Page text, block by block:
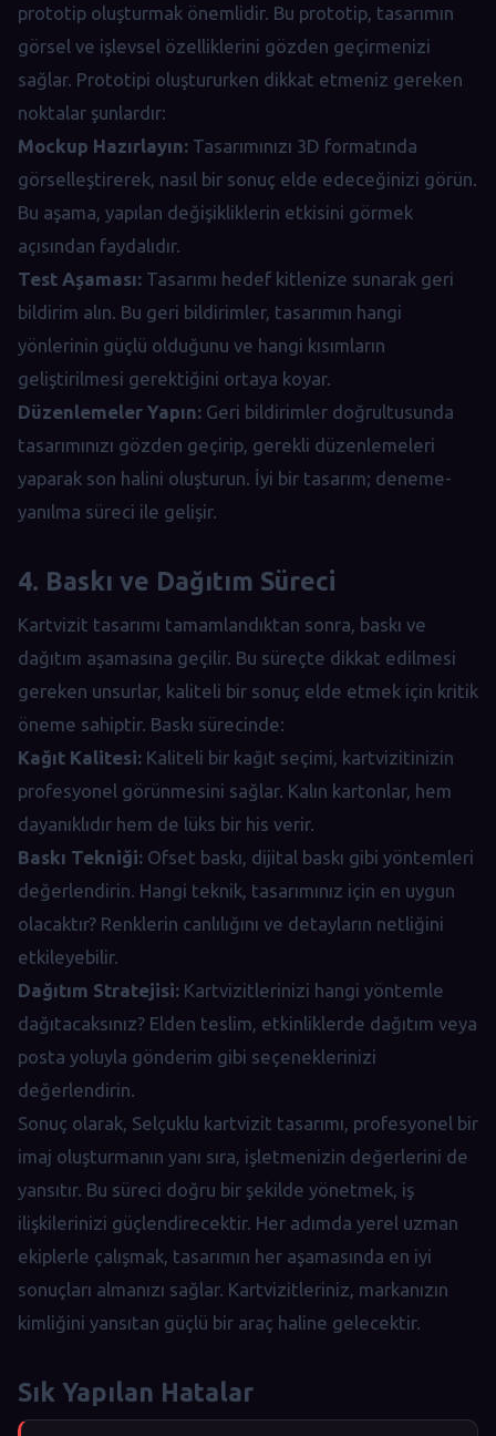
prototip oluşturmak önemlidir. Bu prototip, tasarımın
görsel ve işlevsel özelliklerini gözden geçirmenizi
sağlar. Prototipi oluştururken dikkat etmeniz gereken
noktalar şunlardır:
Mockup Hazırlayın: Tasarımınızı 3D formatında
görselleştirerek, nasıl bir sonuç elde edeceğinizi görün.
Bu aşama, yapılan değişikliklerin etkisini görmek
açısından faydalıdır.
Test Aşaması: Tasarımı hedef kitlenize sunarak geri
bildirim alın. Bu geri bildirimler, tasarımın hangi
yönlerinin güçlü olduğunu ve hangi kısımların
geliştirilmesi gerektiğini ortaya koyar.
Düzenlemeler Yapın: Geri bildirimler doğrultusunda
tasarımınızı gözden geçirip, gerekli düzenlemeleri
yaparak son halini oluşturun. İyi bir tasarım; deneme-
yanılma süreci ile gelişir.
4. Baskı ve Dağıtım Süreci
Kartvizit tasarımı tamamlandıktan sonra, baskı ve
dağıtım aşamasına geçilir. Bu süreçte dikkat edilmesi
gereken unsurlar, kaliteli bir sonuç elde etmek için kritik
öneme sahiptir. Baskı sürecinde:
Kağıt Kalitesi: Kaliteli bir kağıt seçimi, kartvizitinizin
profesyonel görünmesini sağlar. Kalın kartonlar, hem
dayanıklıdır hem de lüks bir his verir.
Baskı Tekniği: Ofset baskı, dijital baskı gibi yöntemleri
değerlendirin. Hangi teknik, tasarımınız için en uygun
olacaktır? Renklerin canlılığını ve detayların netliğini
etkileyebilir.
Dağıtım Stratejisi: Kartvizitlerinizi hangi yöntemle
dağıtacaksınız? Elden teslim, etkinliklerde dağıtım veya
posta yoluyla gönderim gibi seçeneklerinizi
değerlendirin.
Sonuç olarak, Selçuklu kartvizit tasarımı, profesyonel bir
imaj oluşturmanın yanı sıra, işletmenizin değerlerini de
yansıtır. Bu süreci doğru bir şekilde yönetmek, iş
ilişkilerinizi güçlendirecektir. Her adımda yerel uzman
ekiplerle çalışmak, tasarımın her aşamasında en iyi
sonuçları almanızı sağlar. Kartvizitleriniz, markanızın
kimliğini yansıtan güçlü bir araç haline gelecektir.
Sık Yapılan Hatalar